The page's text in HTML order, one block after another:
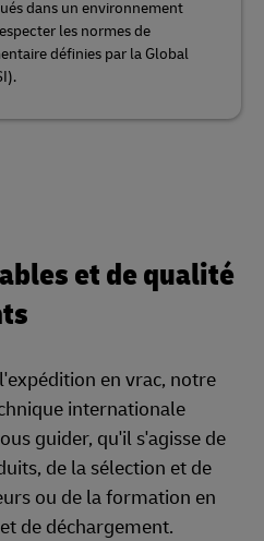
dans un environnement
les normes de
définies par la Global
et de qualité
en vrac, notre
internationale
guider, qu'il s'agisse de
de la sélection et de
ou de la formation en
de déchargement.